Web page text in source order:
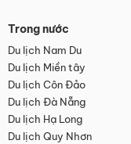
Trong nước
Du lịch Nam Du
Du lịch Miền tây
Du lịch Côn Đảo
Du lịch Đà Nẵng
Du lịch Hạ Long
Du lịch Quy Nhơn